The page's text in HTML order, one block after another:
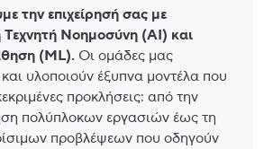
την επιχείρησή σας με
Νοημοσύνη (AI) και
(ML). Οι ομάδες μας
υλοποιούν έξυπνα μοντέλα που
προκλήσεις: από την
πολύπλοκων εργασιών έως τη
προβλέψεων που οδηγούν